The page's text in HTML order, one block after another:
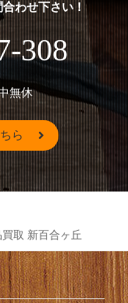
取 新百合ヶ丘
わせ下さい！
308
無休
ら